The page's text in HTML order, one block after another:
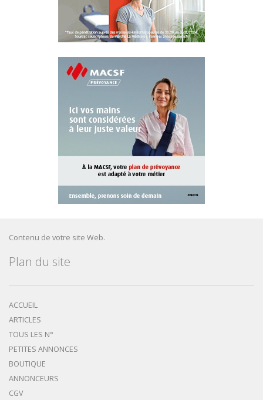
Contenu de votre site Web.
Plan du site
ACCUEIL
ARTICLES
TOUS LES N°
PETITES ANNONCES
BOUTIQUE
ANNONCEURS
CGV